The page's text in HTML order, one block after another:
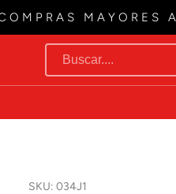
MAYORES
SKU: 034J1